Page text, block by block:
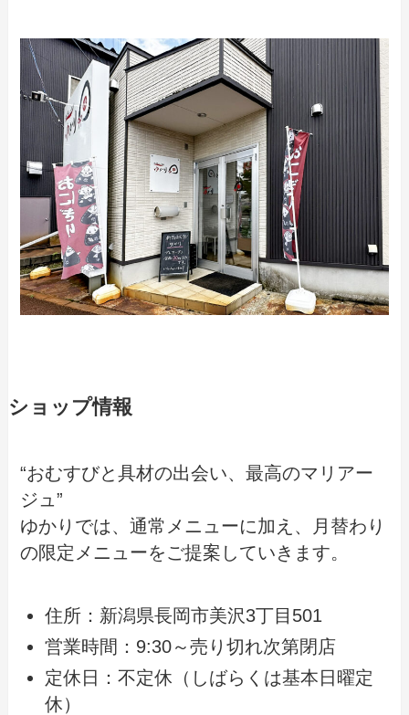
ショップ情報
“おむすびと具材の出会い、最高のマリアー
ジュ”
ゆかりでは、通常メニューに加え、月替わり
の限定メニューをご提案していきます。
住所：新潟県長岡市美沢3丁目501
営業時間：9:30～売り切れ次第閉店
定休日：不定休（しばらくは基本日曜定
休）